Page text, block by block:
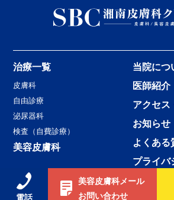
電話
美容皮膚科メール
お問い合わせ
治療一覧
皮膚科
自由診療
泌尿器科
検査（自費診療）
美容皮膚科
当院につ
医師紹介
アクセス
お知らせ
よくある
プライバ
Copyright © Shonan Hifuka Clinic Machida All